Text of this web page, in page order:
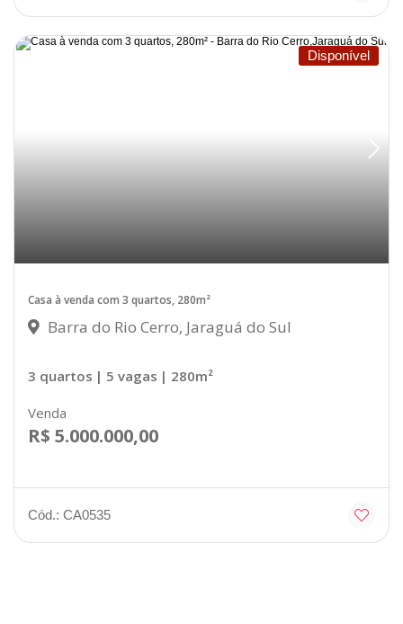
Disponível
Casa à venda com 3 quartos, 280m²
Barra do Rio Cerro, Jaraguá do Sul
3 quartos | 5 vagas | 280m²
Venda
R$ 5.000.000,00
Cód.: CA0535